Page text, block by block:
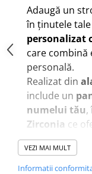
Adaugă un
în ținutele
personalizat
care combină
personală.
Realizat din
include un
numelui tău,
Zirconia ce
feminină.
Fiecare
literei este
VEZI MAI MULT
Informatii